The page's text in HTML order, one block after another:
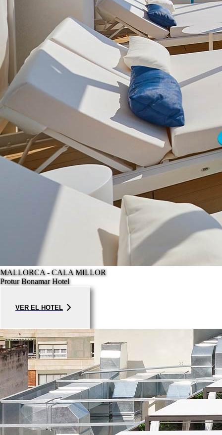
MALLORCA - CALA MILLOR
Protur Bonamar Hotel
VER EL HOTEL